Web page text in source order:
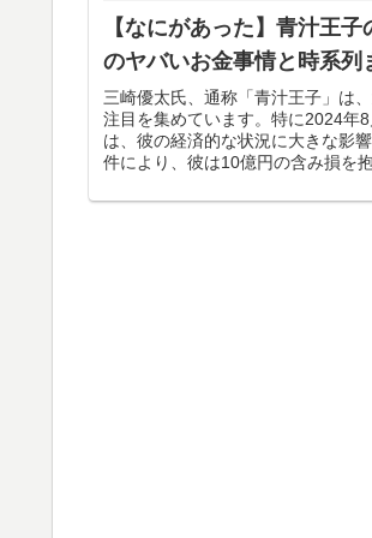
【なにがあった】青汁王
のヤバいお金事情と時系列
三崎優太氏、通称「青汁王子」は
注目を集めています。特に2024年
は、彼の経済的な状況に大きな影
件により、彼は10億円の含み損を